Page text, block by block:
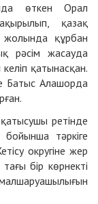
өткен Орал
қазақ
жолында құрбан
рәсiм жасауда
қатынасқан.
Батыс Алашорда
ретiнде
тәркiге
округiне жер
бiр көрнекті